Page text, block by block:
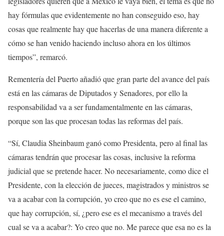
hay fórmulas que evidentemente no han conseguido eso, hay
cosas que realmente hay que hacerlas de una manera diferente a
cómo se han venido haciendo incluso ahora en los últimos
tiempos”, remarcó.
Rementería del Puerto añadió que gran parte del avance del país
está en las cámaras de Diputados y Senadores, por ello la
responsabilidad va a ser fundamentalmente en las cámaras,
porque son las que procesan todas las reformas del país.
“Sí, Claudia Sheinbaum ganó como Presidenta, pero al final las
cámaras tendrán que procesar las cosas, inclusive la reforma
judicial que se pretende hacer. No necesariamente, como dice el
Presidente, con la elección de jueces, magistrados y ministros se
va a acabar con la corrupción, yo creo que no es ese el camino,
que hay corrupción, sí, ¿pero ese es el mecanismo a través del
cual se va a acabar?: Yo creo que no. Me parece que esa no es la